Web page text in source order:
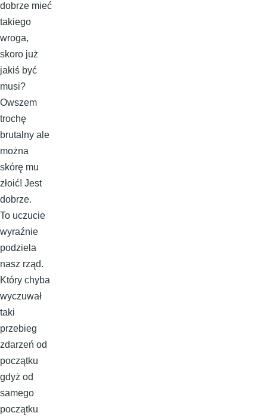
dobrze mieć
takiego
wroga,
skoro już
jakiś być
musi?
Owszem
trochę
brutalny ale
można
skórę mu
złoić! Jest
dobrze.
To uczucie
wyraźnie
podziela
nasz rząd.
Który chyba
wyczuwał
taki
przebieg
zdarzeń od
początku
gdyż od
samego
początku